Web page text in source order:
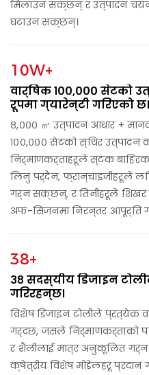
मिलाउन सक्छन् र उत्पादन
घटाउन सक्छन्।
10W+
वार्षिक १००,००० सेटको
रूपमा ग्यारेन्टी गरिएको छ।
८,००० ㎡ उत्पादन आधार +
१००,००० सेटको स्थिर उत्पादन
निर्माणकर्ताहरूले स्टक
लिनु पर्दैन, फ्रान्चाइजीहरूले
गर्न सक्छन्, र तिनीहरूले शिखर
अफ-सिजनमा निरन्तर आपूर्ति
38+
३८ सदस्यीय डिजाइन
गरिरहन्छ।
विशेष डिजाइन टोलीले प्रत्येक
गर्दछ, जसले निर्माणकर्ताको
र शैलीलाई मात्र अनुकूलित
क्षेत्रीय विशेष मोडेलहरू प्रदान